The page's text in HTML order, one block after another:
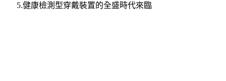
5.健康檢測型穿戴裝置的全盛時代來臨​